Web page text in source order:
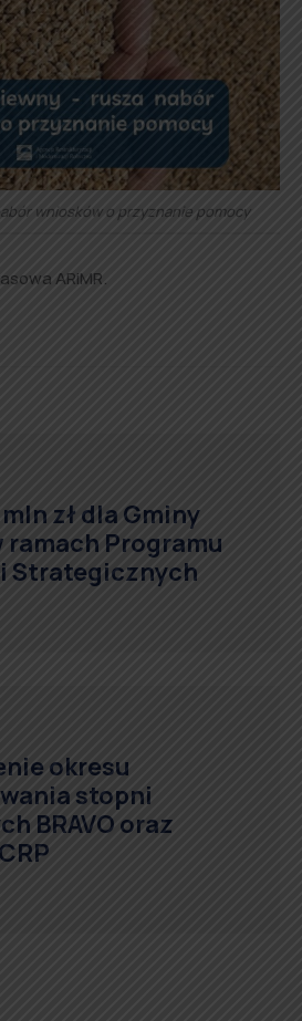
wniosków o przyznanie pomocy
ARiMR.
zł dla Gminy
ramach Programu
Strategicznych
okresu
stopni
BRAVO oraz